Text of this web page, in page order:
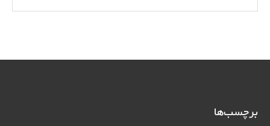
برچسب‌ها